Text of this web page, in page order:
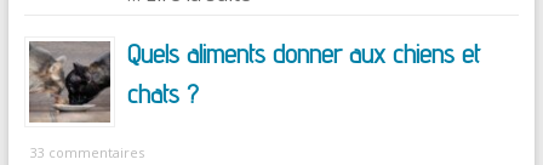
Quels aliments donner aux chiens et
chats ?
33 commentaires